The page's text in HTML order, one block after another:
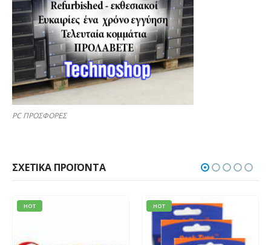
PC ΠΡΟΣΦΟΡΕΣ
ΣΧΕΤΙΚΆ ΠΡΟΪΌΝΤΑ
HOT HOT